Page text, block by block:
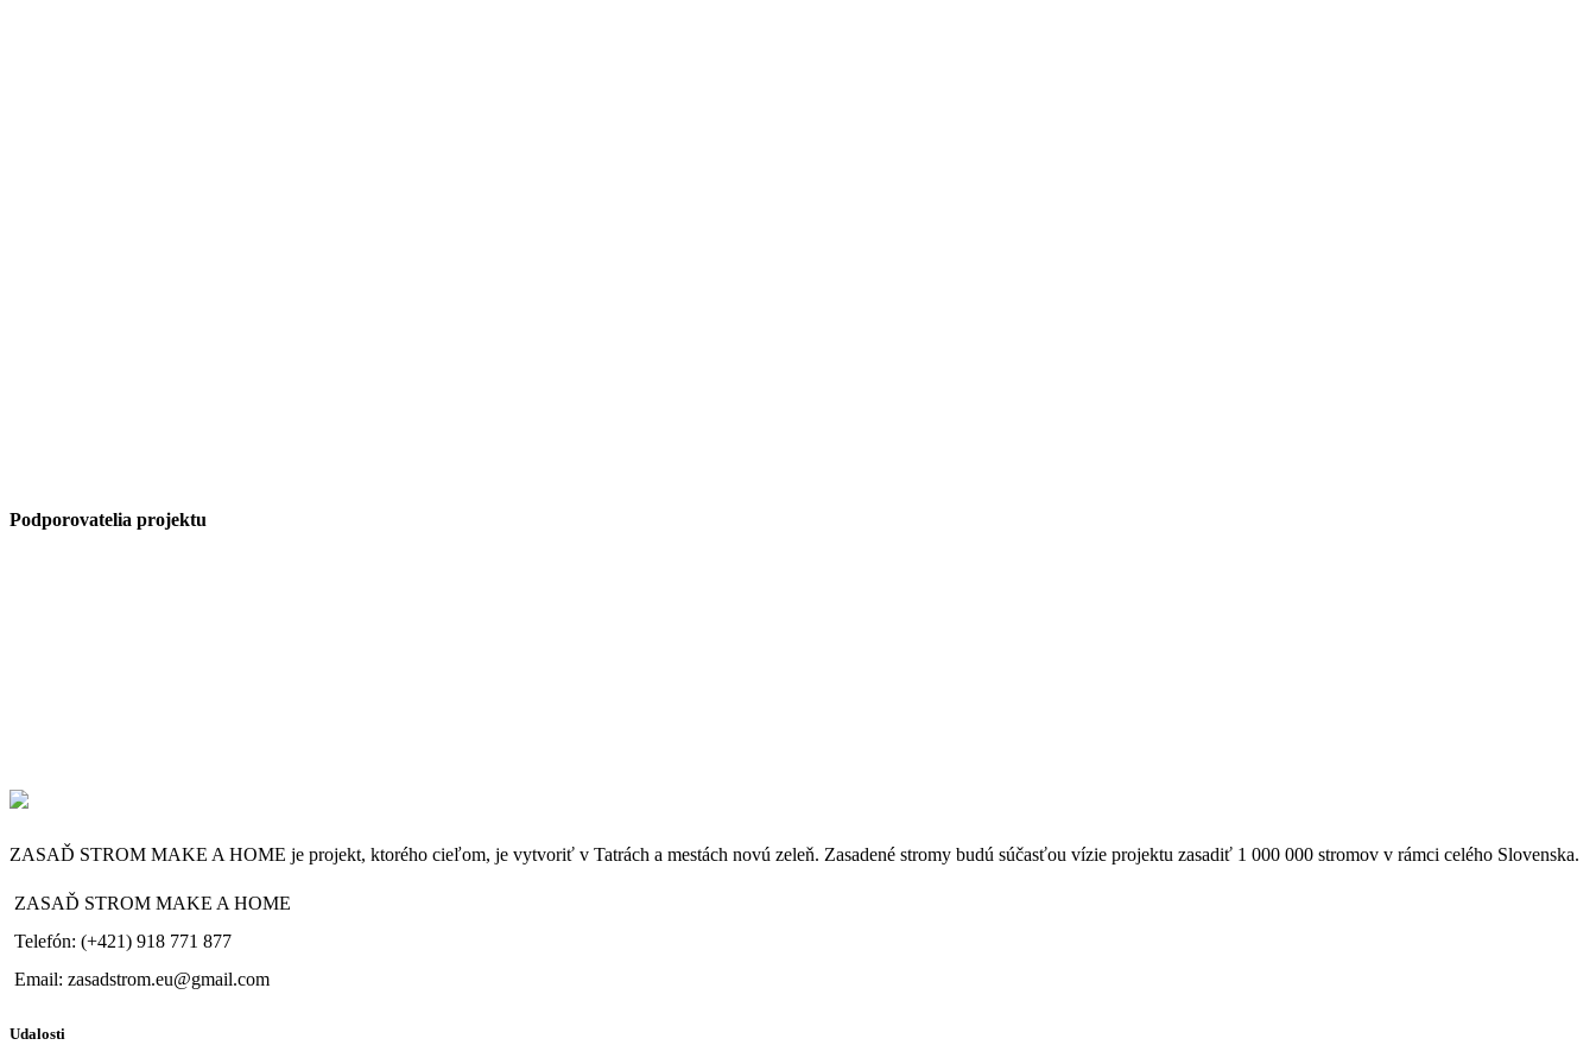
Podporovatelia projektu
ZASAĎ STROM MAKE A HOME je projekt, ktorého cieľom, je vytvoriť v Tatrách a mestách novú zeleň. Zasadené stromy budú súčasťou vízie projektu zasadiť 1 000 000 stromov v rámci celého Slovenska.
ZASAĎ STROM MAKE A HOME
Telefón: (+421) 918 771 877
Email: zasadstrom.eu@gmail.com
Udalosti